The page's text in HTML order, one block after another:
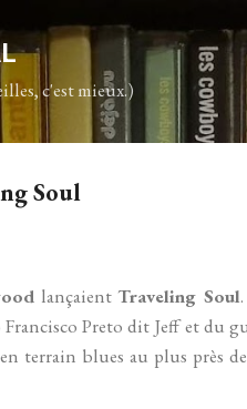
Accéder au
c'est mieux.)
Soul
lançaientTraveling Soul
Francisco Preto dit Jeff et
terrain blues au plus près